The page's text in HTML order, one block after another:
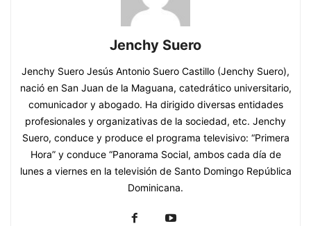
Jenchy Suero
Jenchy Suero Jesús Antonio Suero Castillo (Jenchy Suero),
nació en San Juan de la Maguana, catedrático universitario,
comunicador y abogado. Ha dirigido diversas entidades
profesionales y organizativas de la sociedad, etc. Jenchy
Suero, conduce y produce el programa televisivo: “Primera
Hora” y conduce “Panorama Social, ambos cada día de
lunes a viernes en la televisión de Santo Domingo República
Dominicana.